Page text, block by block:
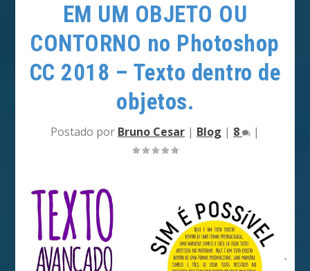
EM UM OBJETO OU
CONTORNO no Photoshop
CC 2018 – Texto dentro de
objetos.
Postado por Bruno Cesar | Blog | 8 |